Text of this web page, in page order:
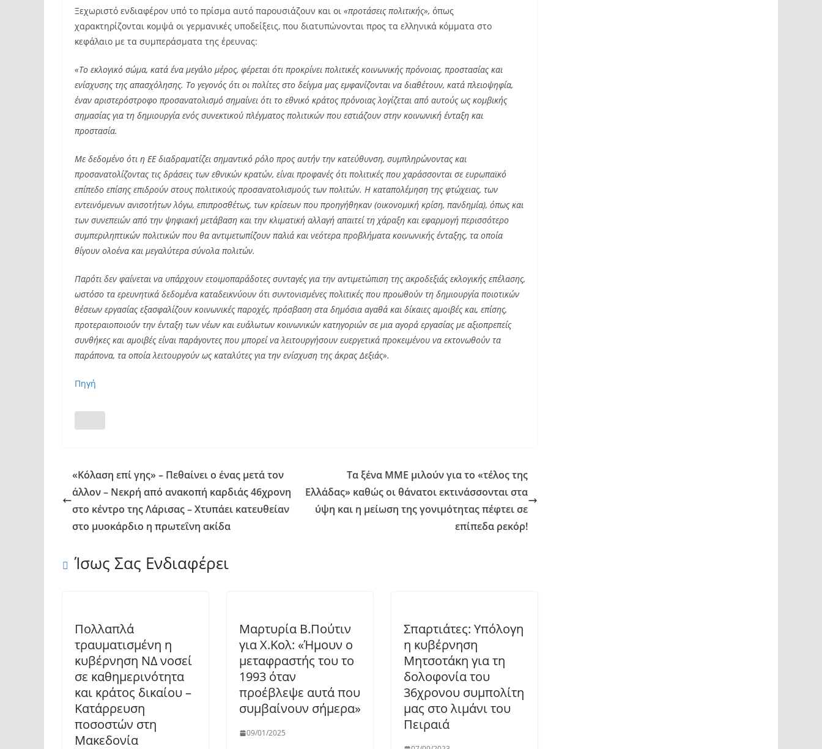
Ξεχωριστό ενδιαφέρον υπό το πρίσμα αυτό παρουσιάζουν και οι «προτάσεις πολιτικής», όπως
χαρακτηρίζονται κομψά οι γερμανικές υποδείξεις, που διατυπώνονται προς τα ελληνικά κόμματα στο
κεφάλαιο με τα συμπεράσματα της έρευνας:
«Το εκλογικό σώμα, κατά ένα μεγάλο μέρος, φέρεται ότι προκρίνει πολιτικές κοινωνικής πρόνοιας, προστασίας και
ενίσχυσης της απασχόλησης. Το γεγονός ότι οι πολίτες στο δείγμα μας εμφανίζονται να διαθέτουν, κατά πλειοψηφία,
έναν αριστερόστροφο προσανατολισμό σημαίνει ότι το εθνικό κράτος πρόνοιας λογίζεται από αυτούς ως κομβικής
σημασίας για τη δημιουργία ενός συνεκτικού πλέγματος πολιτικών που εστιάζουν στην κοινωνική ένταξη και
προστασία.
Με δεδομένο ότι η ΕΕ διαδραματίζει σημαντικό ρόλο προς αυτήν την κατεύθυνση, συμπληρώνοντας και
προσανατολίζοντας τις δράσεις των εθνικών κρατών, είναι προφανές ότι πολιτικές που χαράσσονται σε ευρωπαϊκό
επίπεδο επίσης επιδρούν στους πολιτικούς προσανατολισμούς των πολιτών. Η καταπολέμηση της φτώχειας, των
εντεινόμενων ανισοτήτων λόγω, επιπροσθέτως, των κρίσεων που προηγήθηκαν (οικονομική κρίση, πανδημία), όπως και
των συνεπειών από την ψηφιακή μετάβαση και την κλιματική αλλαγή απαιτεί τη χάραξη και εφαρμογή περισσότερο
συμπεριληπτικών πολιτικών που θα αντιμετωπίζουν παλιά και νεότερα προβλήματα κοινωνικής ένταξης, τα οποία
θίγουν ολοένα και μεγαλύτερα σύνολα πολιτών.
Παρότι δεν φαίνεται να υπάρχουν ετοιμοπαράδοτες συνταγές για την αντιμετώπιση της ακροδεξιάς εκλογικής επέλασης,
ωστόσο τα ερευνητικά δεδομένα καταδεικνύουν ότι συντονισμένες πολιτικές που προωθούν τη δημιουργία ποιοτικών
θέσεων εργασίας εξασφαλίζουν κοινωνικές παροχές, πρόσβαση στα δημόσια αγαθά και δίκαιες αμοιβές και, επίσης,
προτεραιοποιούν την ένταξη των νέων και ευάλωτων κοινωνικών κατηγοριών σε μια αγορά εργασίας με αξιοπρεπείς
συνθήκες και αμοιβές είναι παράγοντες που μπορεί να λειτουργήσουν ευεργετικά προκειμένου να εκτονωθούν τα
παράπονα, τα οποία λειτουργούν ως καταλύτες για την ενίσχυση της άκρας Δεξιάς».
Πηγή
«Κόλαση επί γης» – Πεθαίνει ο ένας μετά τον
άλλον – Νεκρή από ανακοπή καρδιάς 46χρονη
στο κέντρο της Λάρισας – Χτυπάει κατευθείαν
στο μυοκάρδιο η πρωτεΐνη ακίδα
Τα ξένα ΜΜΕ μιλούν για το «τέλος της
Ελλάδας» καθώς οι θάνατοι εκτινάσσονται στα
ύψη και η μείωση της γονιμότητας πέφτει σε
επίπεδα ρεκόρ!
Ίσως Σας Ενδιαφέρει
Πολλαπλά
τραυματισμένη η
κυβέρνηση ΝΔ νοσεί
σε καθημερινότητα
και κράτος δικαίου –
Κατάρρευση
ποσοστών στη
Μακεδονία
Μαρτυρία Β.Πούτιν
για Χ.Κολ: «Ήμουν ο
μεταφραστής του το
1993 όταν
προέβλεψε αυτά που
συμβαίνουν σήμερα»
09/01/2025
Σπαρτιάτες: Υπόλογη
η κυβέρνηση
Μητσοτάκη για τη
δολοφονία του
36χρονου συμπολίτη
μας στο λιμάνι του
Πειραιά